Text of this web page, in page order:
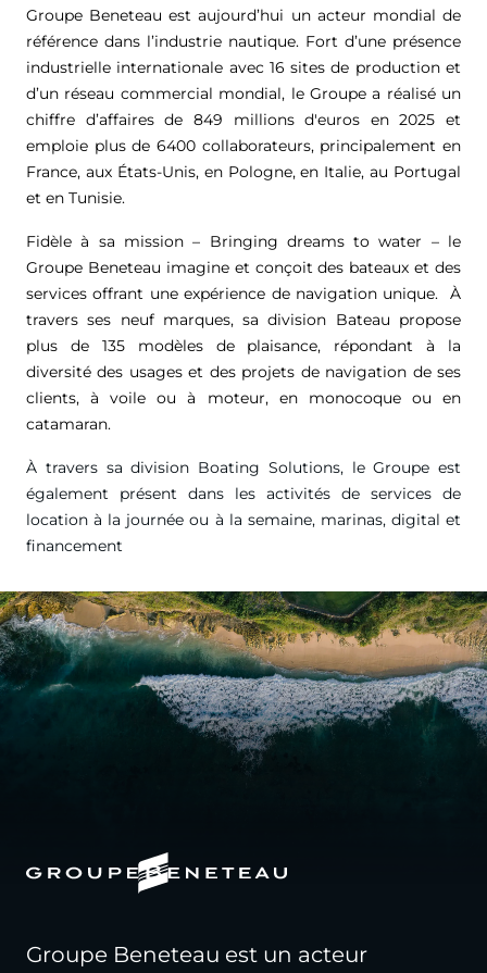
Groupe Beneteau est aujourd’hui un acteur mondial de
référence dans l’industrie nautique. Fort d’une présence
industrielle internationale avec 16 sites de production et
d’un réseau commercial mondial, le Groupe a réalisé un
chiffre d’affaires de 849 millions d'euros en 2025 et
emploie plus de 6400 collaborateurs, principalement en
France, aux États-Unis, en Pologne, en Italie, au Portugal
et en Tunisie.
Fidèle à sa mission – Bringing dreams to water – le
Groupe Beneteau imagine et conçoit des bateaux et des
services offrant une expérience de navigation unique. À
travers ses neuf marques, sa division Bateau propose
plus de 135 modèles de plaisance, répondant à la
diversité des usages et des projets de navigation de ses
clients, à voile ou à moteur, en monocoque ou en
catamaran.
À travers sa division Boating Solutions, le Groupe est
également présent dans les activités de services de
location à la journée ou à la semaine, marinas, digital et
financement
Groupe Beneteau est un acteur